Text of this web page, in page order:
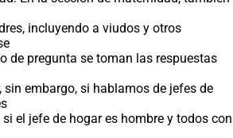
incluyendo a viudos y otros
de pregunta se toman las respuestas
embargo, si hablamos de jefes de
el jefe de hogar es hombre y todos con